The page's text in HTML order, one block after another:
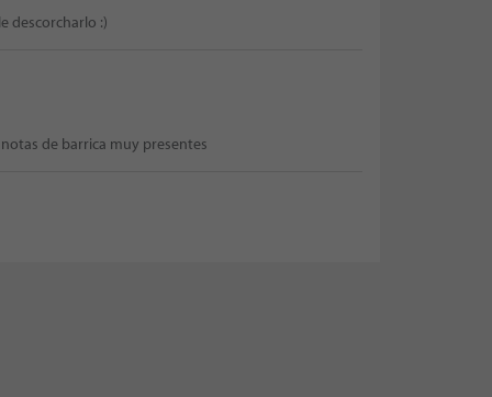
descorcharlo :)
de barrica muy presentes